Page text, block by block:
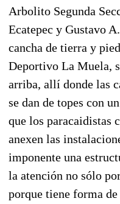
Arbolito Segunda
Ecatepec y Gustavo
cancha de tierra y
Deportivo La Muela,
arriba, allí donde las
se dan de topes con
que los paracaidistas
anexen las
imponente una
la atención no sólo
porque tiene forma